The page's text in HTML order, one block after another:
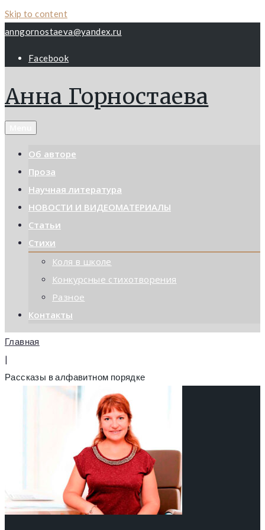
Skip to content
anngornostaeva@yandex.ru
Facebook
Анна Горностаева
Об авторе
Проза
Научная литература
НОВОСТИ И ВИДЕОМАТЕРИАЛЫ
Статьи
Стихи
Коля в школе
Конкурсные стихотворения
Разное
Контакты
Главная
|
Рассказы в алфавитном порядке